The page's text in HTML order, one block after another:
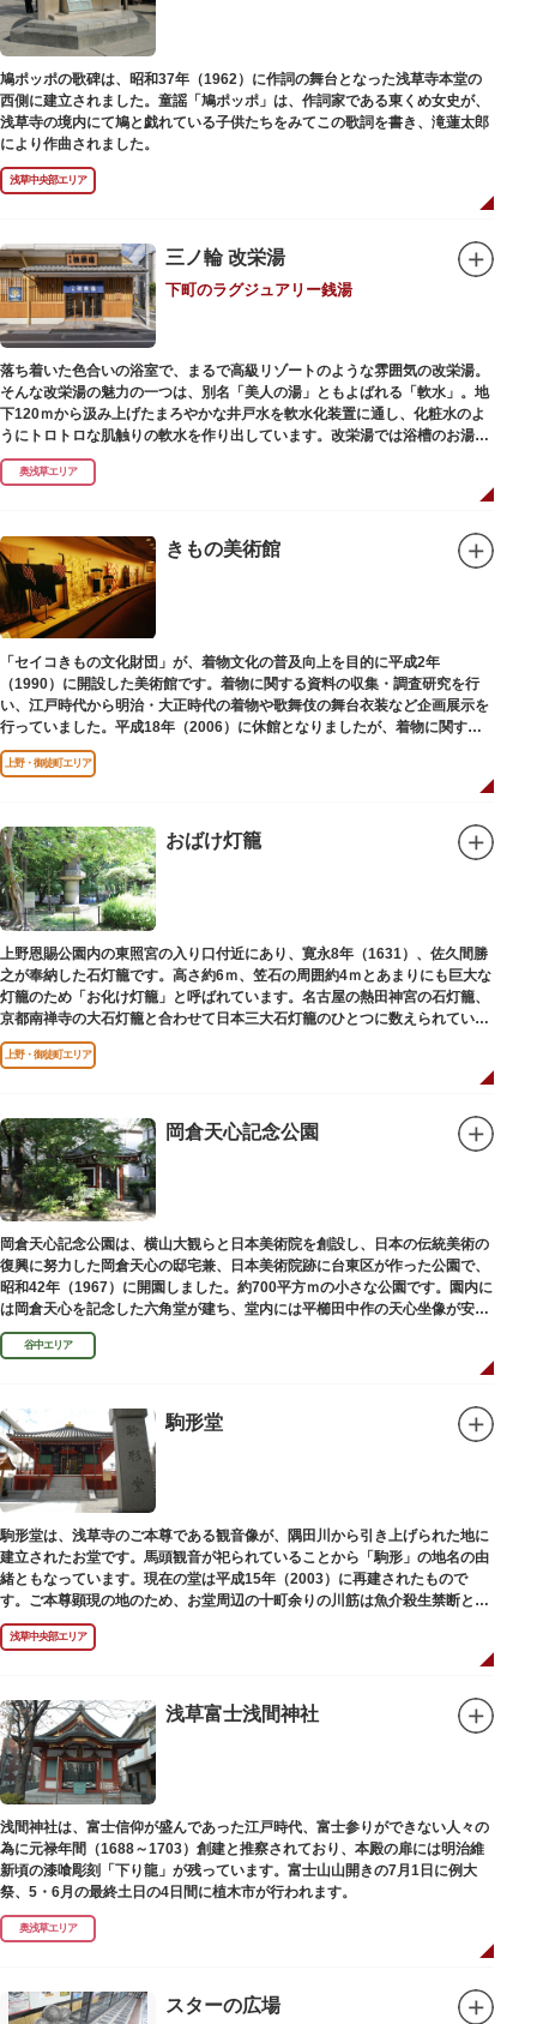
鳩ポッポの歌碑は、昭和37年（1962）に作詞の舞台となった浅草寺本堂の
西側に建立されました。童謡「鳩ポッポ」は、作詞家である東くめ女史が、
浅草寺の境内にて鳩と戯れている子供たちをみてこの歌詞を書き、滝蓮太郎
により作曲されました。
浅草中央部エリア
三ノ輪 改栄湯
下町のラグジュアリー銭湯
落ち着いた色合いの浴室で、まるで高級リゾートのような雰囲気の改栄湯。
そんな改栄湯の魅力の一つは、別名「美人の湯」ともよばれる「軟水」。地
下120ｍから汲み上げたまろやかな井戸水を軟水化装置に通し、化粧水のよ
うにトロトロな肌触りの軟水を作り出しています。改栄湯では浴槽のお湯か
らカランのお湯まですべてが軟水。お風呂上がりにはお肌しっとり、髪の毛
さらさらになれることまちがいなしです。お風呂の種類も多く、高濃度浸透
炭酸泉、シルキーバス、ジェットバス、サウナなど気分によって様々なお風
そしてお風呂上がりには、キンキンに冷えた生ビールやレモンサワーで乾杯
するもよし、改栄湯名物こだわりの生乳ソフトクリームを食べるのもよし、
どの年代の方々も、身も心も温まる幸せな空間となっています。オリジナル
グッズの販売もありますのでお立ち寄りの際にはぜひ覗いてみてください
ね。
奥浅草エリア
きもの美術館
「セイコきもの文化財団」が、着物文化の普及向上を目的に平成2年
（1990）に開設した美術館です。着物に関する資料の収集・調査研究を行
い、江戸時代から明治・大正時代の着物や歌舞伎の舞台衣装など企画展示を
行っていました。平成18年（2006）に休館となりましたが、着物に関する
調査研究等は引き続き本財団で行っています。
平成18年（2006）に休館
上野・御徒町エリア
おばけ灯籠
上野恩賜公園内の東照宮の入り口付近にあり、寛永8年（1631）、佐久間勝
之が奉納した石灯籠です。高さ約6ｍ、笠石の周囲約4ｍとあまりにも巨大な
灯籠のため「お化け灯籠」と呼ばれています。名古屋の熱田神宮の石灯籠、
京都南禅寺の大石灯籠と合わせて日本三大石灯籠のひとつに数えられていま
す。
上野・御徒町エリア
岡倉天心記念公園
岡倉天心記念公園は、横山大観らと日本美術院を創設し、日本の伝統美術の
復興に努力した岡倉天心の邸宅兼、日本美術院跡に台東区が作った公園で、
昭和42年（1967）に開園しました。約700平方ｍの小さな公園です。園内に
は岡倉天心を記念した六角堂が建ち、堂内には平櫛田中作の天心坐像が安置
されています。
谷中エリア
駒形堂
駒形堂は、浅草寺のご本尊である観音像が、隅田川から引き上げられた地に
建立されたお堂です。馬頭観音が祀られていることから「駒形」の地名の由
緒ともなっています。現在の堂は平成15年（2003）に再建されたもので
す。ご本尊顕現の地のため、お堂周辺の十町余りの川筋は魚介殺生禁断とな
り、戒殺碑が建立されました。
浅草中央部エリア
浅草富士浅間神社
浅間神社は、富士信仰が盛んであった江戸時代、富士参りができない人々の
為に元禄年間（1688～1703）創建と推察されており、本殿の扉には明治維
新頃の漆喰彫刻「下り龍」が残っています。富士山山開きの7月1日に例大
祭、5・6月の最終土日の4日間に植木市が行われます。
奥浅草エリア
スターの広場